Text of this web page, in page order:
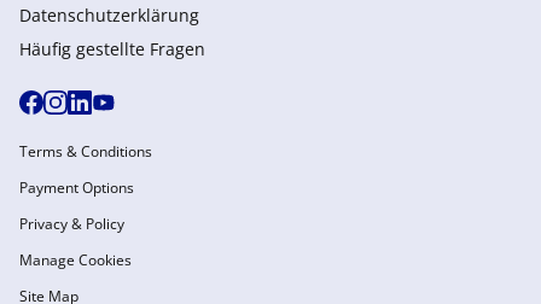
Datenschutzerklärung
Häufig gestellte Fragen
Terms & Conditions
Payment Options
Privacy & Policy
Manage Cookies
Site Map